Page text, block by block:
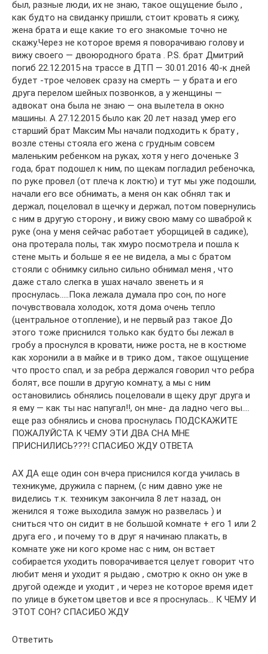
был, разные люди, их не знаю, такое ощущение было ,
как будто на свиданку пришли, стоит кровать я сижу,
жена брата и еще какие то его знакомые точно не
скажу.Через не которое время я поворачиваю голову и
вижу своего — двоюродного брата . P.S. брат Дмитрий
погиб 22.12.2015 на трассе в ДТП — 30.01.2016 40-к дней
будет -трое человек сразу на смерть — у брата и его
друга перелом шейных позвонков, а у женщины —
адвокат она была не знаю — она вылетела в окно
машины. А 27.12.2015 было как 20 лет назад умер его
старший брат Максим Мы начали подходить к брату ,
возле стены стояла его жена с грудным совсем
маленьким ребенком на руках, хотя у него доченьке 3
года, брат подошел к ним, по щекам погладил ребеночка,
по руке провел (от плеча к локтю) и тут мы уже подошли,
начали его все обнимать, а меня он как обнял так и
держал, поцеловал в щечку и держал, потом повернулись
с ним в другую сторону , и вижу свою маму со шваброй к
руке (она у меня сейчас работает уборщицей в садике),
она протерала полы, так хмуро посмотрела и пошла к
стене мыть и больше я ее не видела, а мы с братом
стояли с обнимку сильно сильно обнимал меня , что
даже стало слегка в ушах начало звенеть и я
проснулась…..Пока лежала думала про сон, по ноге
почувствовала холодок, хотя дома очень тепло
(центральное отопление), и не первый раз такое До
этого тоже приснился только как будто бы лежал в
гробу а проснулся в кровати, ниже роста, не в костюме
как хоронили а в майке и в трико дом., такое ощущение
что просто спал, и за ребра держался говорил что ребра
болят, все пошли в другую комнату, а мы с ним
остановились обнялись поцеловали в щеку друг друга и
я ему — как ты нас напугал!!, он мне- да ладно чего вы….
еще раз обнялись и снова проснулась ПОДСКАЖИТЕ
ПОЖАЛУЙСТА К ЧЕМУ ЭТИ ДВА СНА МНЕ
ПРИСНИЛИСЬ???! СПАСИБО ЖДУ ОТВЕТА
АХ ДА еще один сон вчера приснился когда училась в
техникуме, дружила с парнем, (с ним давно уже не
виделись т.к. техникум закончила 8 лет назад, он
женился я тоже выходила замуж но развелась ) и
сниться что он сидит в не большой комнате + его 1 или 2
друга его , и почему то в друг я начинаю плакать, в
комнате уже ни кого кроме нас с ним, он встает
собирается уходить поворачивается целует говорит что
любит меня и уходит я рыдаю , смотрю к окно он уже в
другой одежде и уходит , и через не которое время идет
по улице в букетом цветов и все я проснулась… К ЧЕМУ И
ЭТОТ СОН? СПАСИБО ЖДУ
Ответить